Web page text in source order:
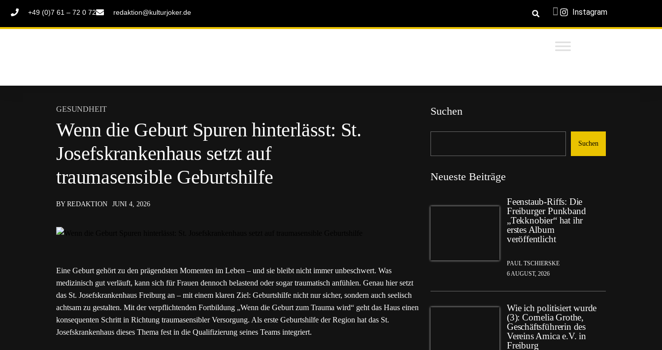
+49 (0)7 61 – 72 0 72 redaktion@kulturjoker.de Instagram
GESUNDHEIT
Wenn die Geburt Spuren hinterlässt: St.
Josefskrankenhaus setzt auf
traumasensible Geburtshilfe
BY REDAKTION JUNI 4, 2026
Eine Geburt gehört zu den prägendsten Momenten im Leben – und sie bleibt nicht immer unbeschwert. Was
medizinisch gut verläuft, kann sich für Frauen dennoch belastend oder sogar traumatisch anfühlen. Genau hier setzt
das St. Josefskrankenhaus Freiburg an – mit einem klaren Ziel: Geburtshilfe nicht nur sicher, sondern auch seelisch
achtsam zu gestalten. Mit der verpflichtenden Fortbildung „Wenn die Geburt zum Trauma wird“ geht das Haus einen
konsequenten Schritt in Richtung traumasensibler Versorgung. Als erste Geburtshilfe der Region hat das St.
Josefskrankenhaus dieses Thema fest in die Qualifizierung seines Teams integriert.
Suchen
Suchen
Neueste Beiträge
Feenstaub-Riffs: Die
Freiburger Punkband
„Tekknobier“ hat ihr
erstes Album
veröffentlicht
PAUL TSCHIERSKE
6 AUGUST, 2026
Wie ich politisiert wurde
(3): Cornelia Grothe,
Geschäftsführerin des
Vereins Amica e.V. in
Freiburg